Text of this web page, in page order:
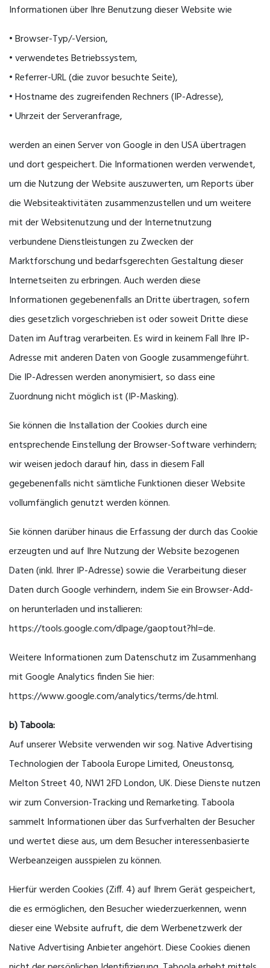
Informationen über Ihre Benutzung dieser Website wie
• Browser-Typ/-Version,
• verwendetes Betriebssystem,
• Referrer-URL (die zuvor besuchte Seite),
• Hostname des zugreifenden Rechners (IP-Adresse),
• Uhrzeit der Serveranfrage,
werden an einen Server von Google in den USA übertragen
und dort gespeichert. Die Informationen werden verwendet,
um die Nutzung der Website auszuwerten, um Reports über
die Websiteaktivitäten zusammenzustellen und um weitere
mit der Websitenutzung und der Internetnutzung
verbundene Dienstleistungen zu Zwecken der
Marktforschung und bedarfsgerechten Gestaltung dieser
Internetseiten zu erbringen. Auch werden diese
Informationen gegebenenfalls an Dritte übertragen, sofern
dies gesetzlich vorgeschrieben ist oder soweit Dritte diese
Daten im Auftrag verarbeiten. Es wird in keinem Fall Ihre IP-
Adresse mit anderen Daten von Google zusammengeführt.
Die IP-Adressen werden anonymisiert, so dass eine
Zuordnung nicht möglich ist (IP-Masking).
Sie können die Installation der Cookies durch eine
entsprechende Einstellung der Browser-Software verhindern;
wir weisen jedoch darauf hin, dass in diesem Fall
gegebenenfalls nicht sämtliche Funktionen dieser Website
vollumfänglich genutzt werden können.
Sie können darüber hinaus die Erfassung der durch das Cookie
erzeugten und auf Ihre Nutzung der Website bezogenen
Daten (inkl. Ihrer IP-Adresse) sowie die Verarbeitung dieser
Daten durch Google verhindern, indem Sie ein Browser-Add-
on herunterladen und installieren:
https://tools.google.com/dlpage/gaoptout?hl=de.
Weitere Informationen zum Datenschutz im Zusammenhang
mit Google Analytics finden Sie hier:
https://www.google.com/analytics/terms/de.html.
b) Taboola:
Auf unserer Website verwenden wir sog. Native Advertising
Technologien der Taboola Europe Limited, Oneustonsq,
Melton Street 40, NW1 2FD London, UK. Diese Dienste nutzen
wir zum Conversion-Tracking und Remarketing. Taboola
sammelt Informationen über das Surfverhalten der Besucher
und wertet diese aus, um dem Besucher interessenbasierte
Werbeanzeigen ausspielen zu können.
Hierfür werden Cookies (Ziff. 4) auf Ihrem Gerät gespeichert,
die es ermöglichen, den Besucher wiederzuerkennen, wenn
dieser eine Website aufruft, die dem Werbenetzwerk der
Native Advertising Anbieter angehört. Diese Cookies dienen